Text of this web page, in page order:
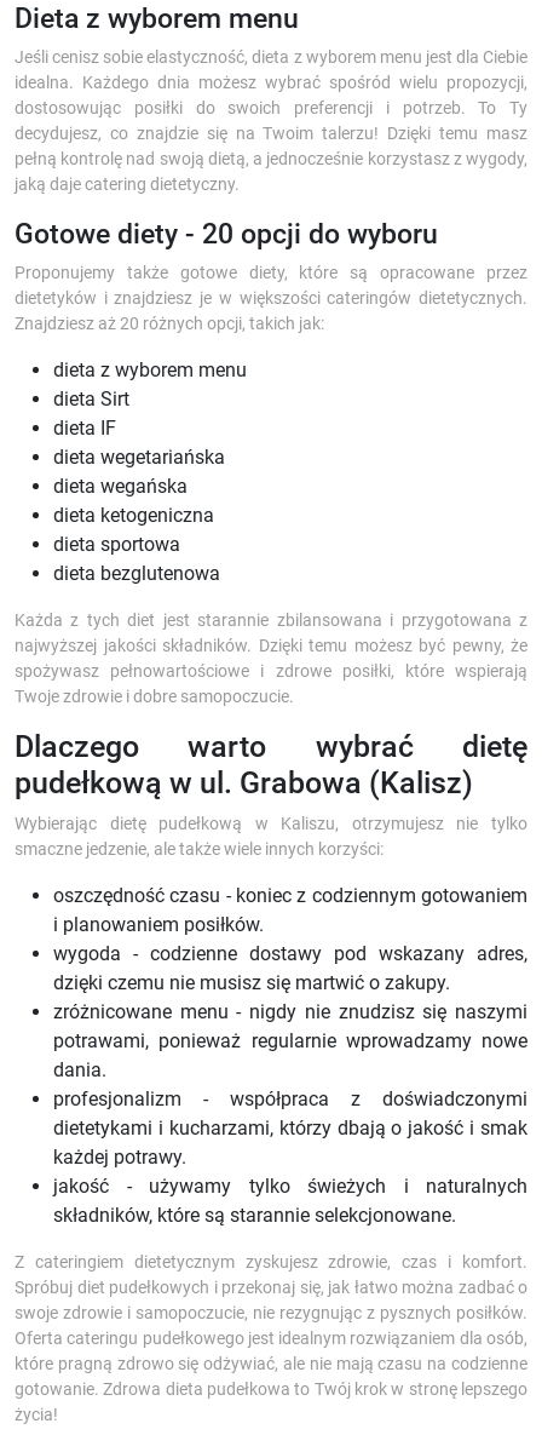
Dieta z wyborem menu
Jeśli cenisz sobie elastyczność, dieta z wyborem menu jest dla Ciebie
idealna. Każdego dnia możesz wybrać spośród wielu propozycji,
dostosowując posiłki do swoich preferencji i potrzeb. To Ty
decydujesz, co znajdzie się na Twoim talerzu! Dzięki temu masz
pełną kontrolę nad swoją dietą, a jednocześnie korzystasz z wygody,
jaką daje catering dietetyczny.
Gotowe diety - 20 opcji do wyboru
Proponujemy także gotowe diety, które są opracowane przez
dietetyków i znajdziesz je w większości cateringów dietetycznych.
Znajdziesz aż 20 różnych opcji, takich jak:
dieta z wyborem menu
dieta Sirt
dieta IF
dieta wegetariańska
dieta wegańska
dieta ketogeniczna
dieta sportowa
dieta bezglutenowa
Każda z tych diet jest starannie zbilansowana i przygotowana z
najwyższej jakości składników. Dzięki temu możesz być pewny, że
spożywasz pełnowartościowe i zdrowe posiłki, które wspierają
Twoje zdrowie i dobre samopoczucie.
Dlaczego warto wybrać dietę
pudełkową w ul. Grabowa (Kalisz)
Wybierając dietę pudełkową w Kaliszu, otrzymujesz nie tylko
smaczne jedzenie, ale także wiele innych korzyści:
oszczędność czasu - koniec z codziennym gotowaniem
i planowaniem posiłków.
wygoda - codzienne dostawy pod wskazany adres,
dzięki czemu nie musisz się martwić o zakupy.
zróżnicowane menu - nigdy nie znudzisz się naszymi
potrawami, ponieważ regularnie wprowadzamy nowe
dania.
profesjonalizm - współpraca z doświadczonymi
dietetykami i kucharzami, którzy dbają o jakość i smak
każdej potrawy.
jakość - używamy tylko świeżych i naturalnych
składników, które są starannie selekcjonowane.
Z cateringiem dietetycznym zyskujesz zdrowie, czas i komfort.
Spróbuj diet pudełkowych i przekonaj się, jak łatwo można zadbać o
swoje zdrowie i samopoczucie, nie rezygnując z pysznych posiłków.
Oferta cateringu pudełkowego jest idealnym rozwiązaniem dla osób,
które pragną zdrowo się odżywiać, ale nie mają czasu na codzienne
gotowanie. Zdrowa dieta pudełkowa to Twój krok w stronę lepszego
życia!